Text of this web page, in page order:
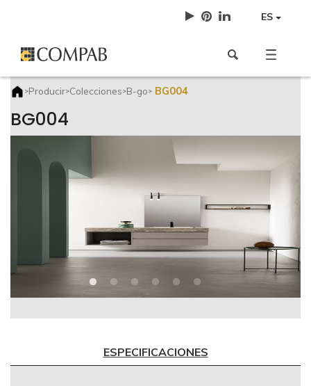
ES
>Producir>Colecciones>B-go> BG004
BG004
ESPECIFICACIONES